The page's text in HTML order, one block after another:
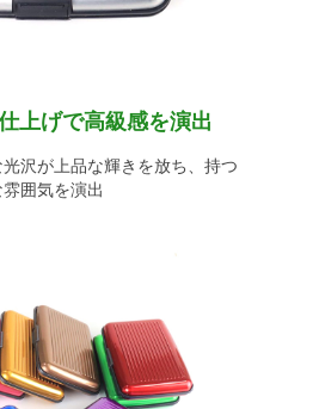
上げで高級感を演出
沢が上品な輝きを放ち、持つ
囲気を演出